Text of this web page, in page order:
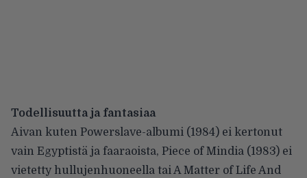
Todellisuutta ja fantasiaa
Aivan kuten Powerslave-albumi (1984) ei kertonut
vain Egyptistä ja faaraoista, Piece of Mindia (1983) ei
vietetty hullujenhuoneella tai A Matter of Life And